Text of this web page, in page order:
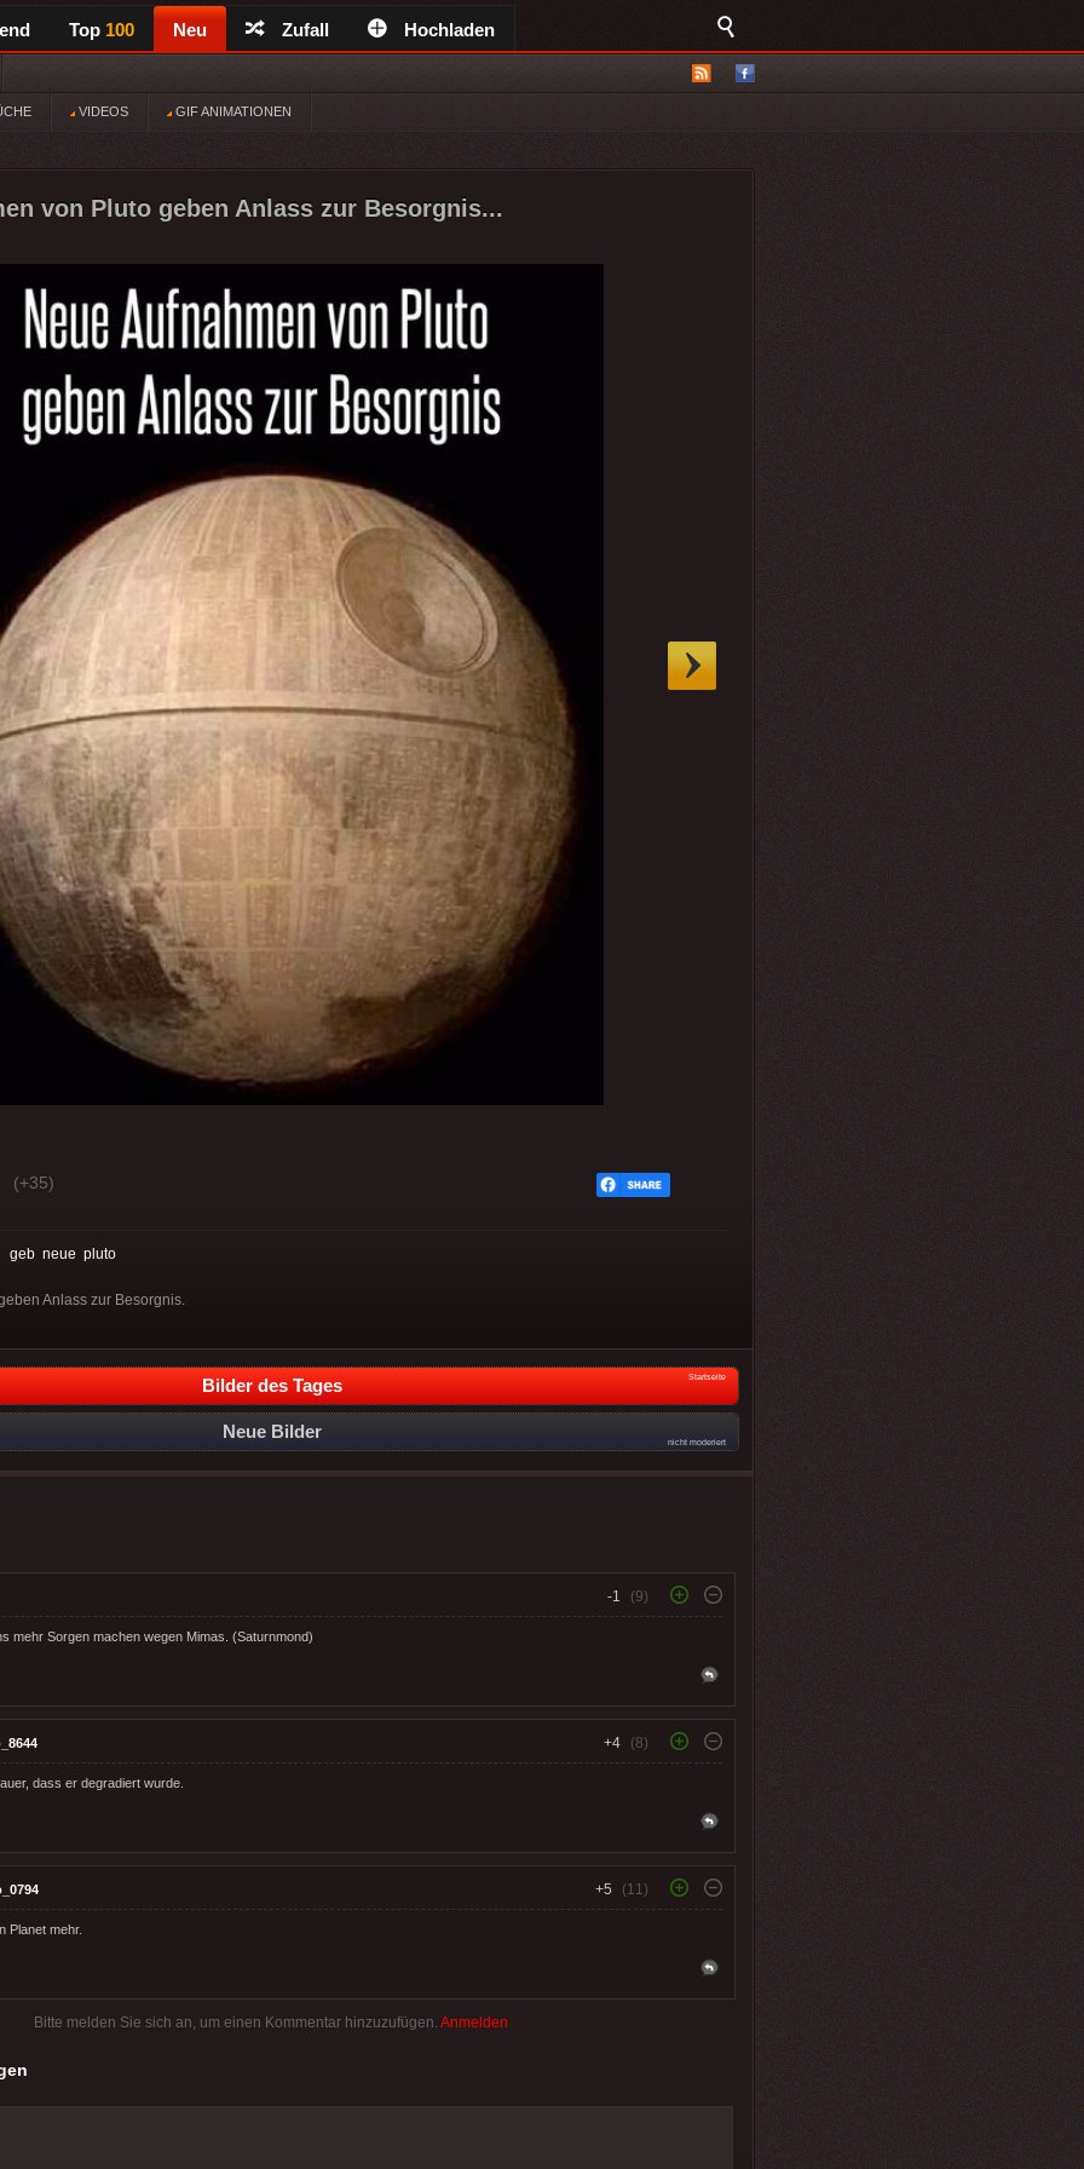
Top 100 Neu Zufall Hochladen
VIDEOS GIF ANIMATIONEN
von Pluto geben Anlass zur Besorgnis...
(+35)
geb neue pluto
Anlass zur Besorgnis.
Bilder des Tages Startseite
Neue Bilder
nicht moderiert
-1 (9)
mehr Sorgen machen wegen Mimas. (Saturnmond)
+4 (8)
dass er degradiert wurde.
+5 (11)
Planet mehr.
Bitte melden Sie sich an, um einen Kommentar hinzuzufügen. Anmelden